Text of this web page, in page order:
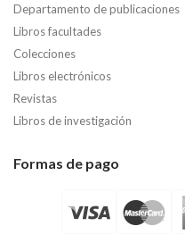
Departamento de publicaciones
Libros facultades
Colecciones
Libros electrónicos
Revistas
Libros de investigación
Formas de pago